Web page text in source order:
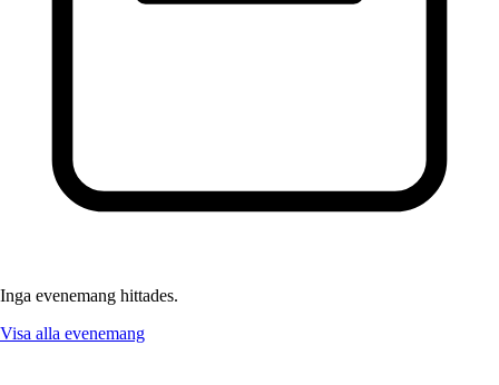
Inga evenemang hittades.
Visa alla evenemang